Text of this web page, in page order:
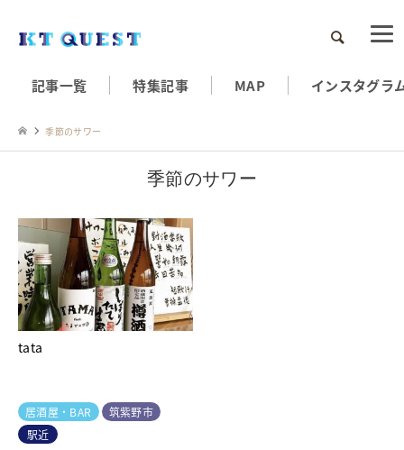
検索
記事一覧 特集記事 MAP インスタグラ
季節のサワー
季節のサワー
tata
居酒屋・BAR
筑紫野市
駅近